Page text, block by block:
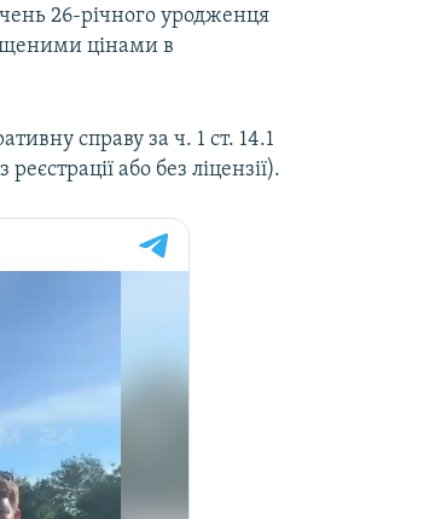
26-річного уродженця
цінами в
справу за ч. 1 ст. 14.1
або без ліцензії).